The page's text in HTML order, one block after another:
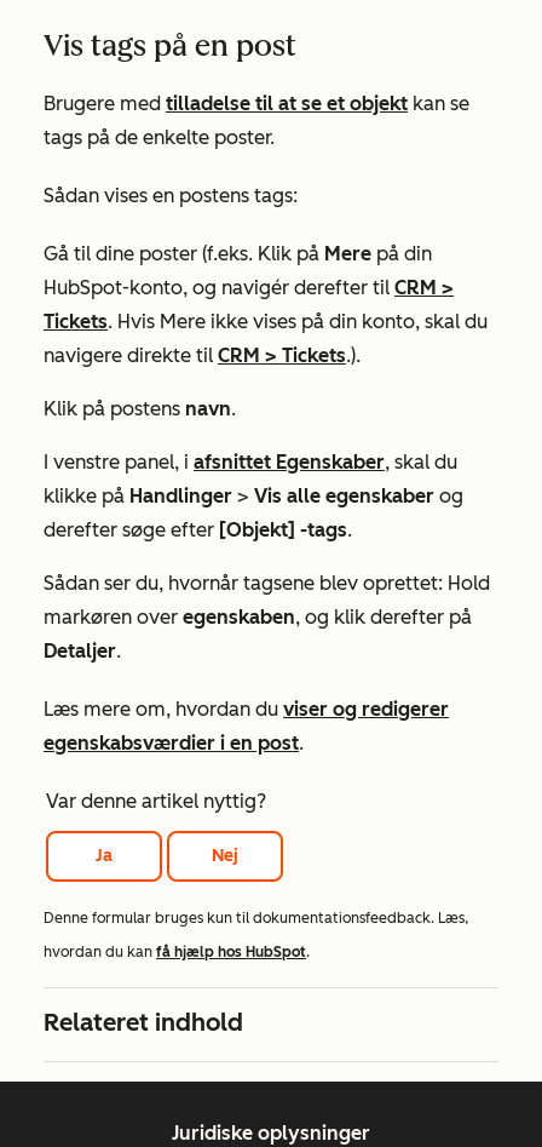
Vis tags på en post
Brugere med tilladelse til at se et objekt kan se
tags på de enkelte poster.
Sådan vises en postens tags:
Gå til dine poster (f.eks. Klik på Mere på din
HubSpot-konto, og navigér derefter til CRM >
Tickets. Hvis Mere ikke vises på din konto, skal du
navigere direkte til CRM > Tickets.).
Klik på postens navn.
I venstre panel, i afsnittet Egenskaber, skal du
klikke på Handlinger > Vis alle egenskaber og
derefter søge efter [Objekt] -tags.
Sådan ser du, hvornår tagsene blev oprettet: Hold
markøren over egenskaben, og klik derefter på
Detaljer.
Læs mere om, hvordan du viser og redigerer
egenskabsværdier i en post.
Var denne artikel nyttig?
Ja Nej
Denne formular bruges kun til dokumentationsfeedback. Læs,
hvordan du kan få hjælp hos HubSpot.
Relateret indhold
Juridiske oplysninger